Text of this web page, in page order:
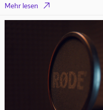
Mehr lesen 